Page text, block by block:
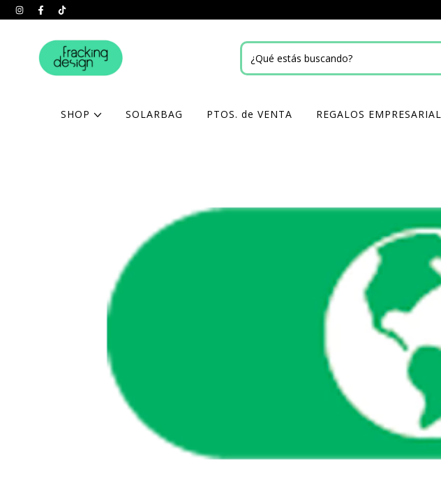
SHOP SOLARBAG PTOS. de VENTA REGALOS